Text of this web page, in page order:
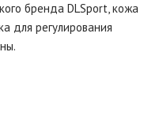
бренда DLSport, кожа
для регулирования